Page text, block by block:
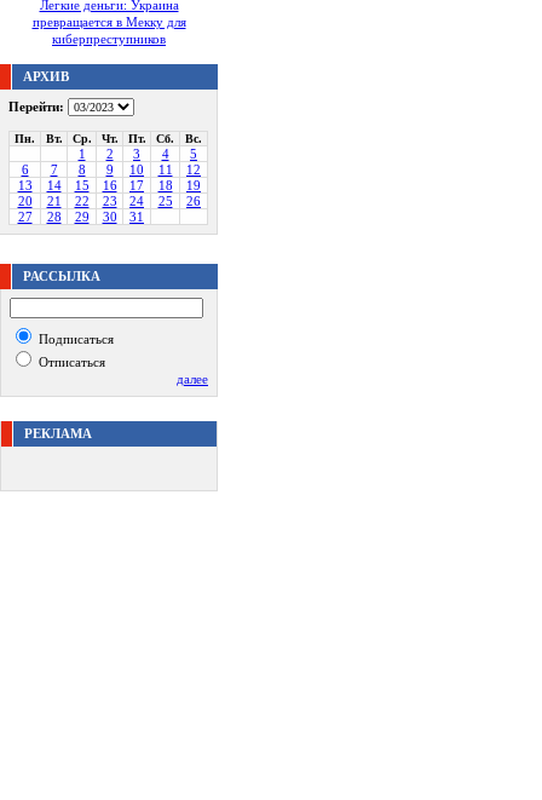
Легкие деньги: Украина
превращается в Мекку для
киберпреступников
АРХИВ
Перейти:
Пн. Вт. Ср. Чт. Пт. Сб. Вс.
1 2 3 4
5
6
7 8 9 10 11
12
13
14 15 16 17 18
19
20
21 22 23 24 25
26
27
28 29 30 31
РАССЫЛКА
Подписаться
Отписаться
далее
РЕКЛАМА